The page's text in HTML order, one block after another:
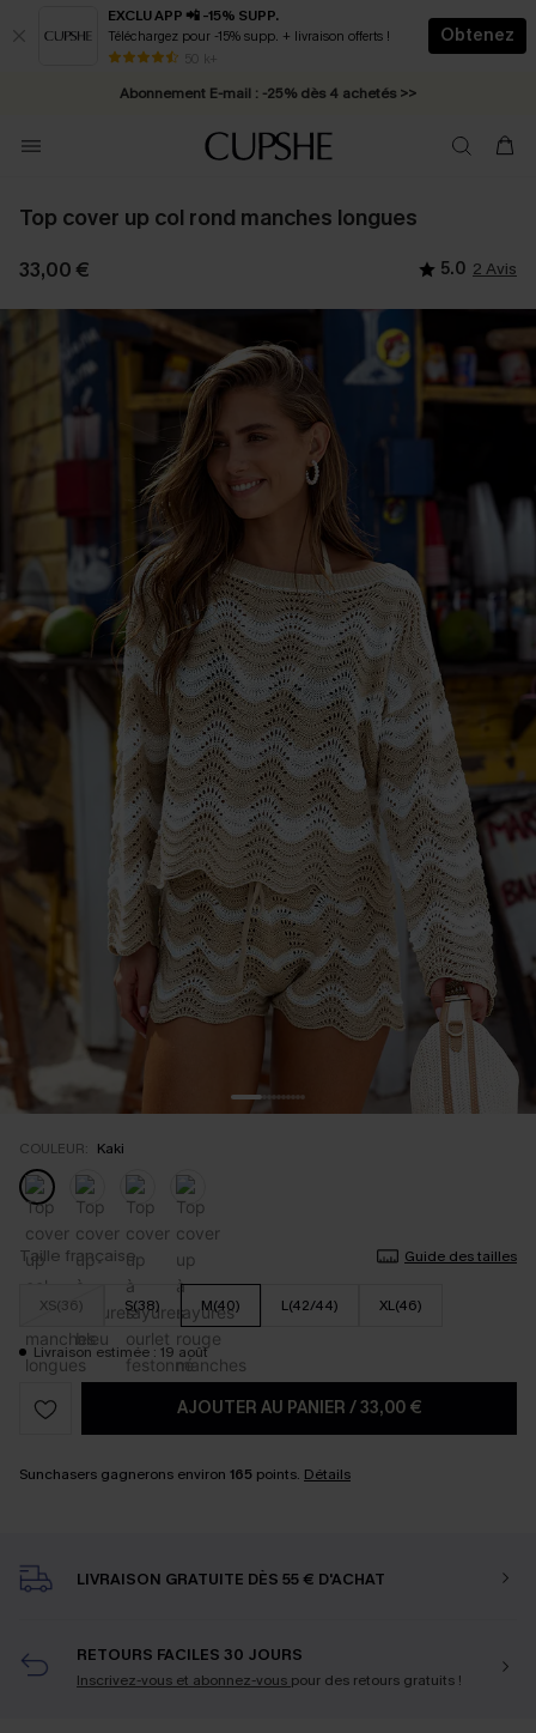
EXCLU APP 📲 -15% SUPP.
Téléchargez pour -15% supp. + livraison offerts !
50 k+
Obtenez
* Livraison éclair 2-3 jours ouvrés >>
Abonnement E-mail : -25% dès 4 achetés >>
Top cover up col rond manches longues
33,00 € 5.0 2 Avis
COULEUR: Kaki
Taille française Guide des tailles
XS(36) S(38) M(40) L(42/44) XL(46)
Livraison estimée : 19 août
AJOUTER AU PANIER /33,00 €
Sunchasers gagnerons environ 165 points. Détails
LIVRAISON GRATUITE DÈS 55 € D'ACHAT
RETOURS FACILES 30 JOURS
Inscrivez-vous et abonnez-vous pour des retours gratuits !